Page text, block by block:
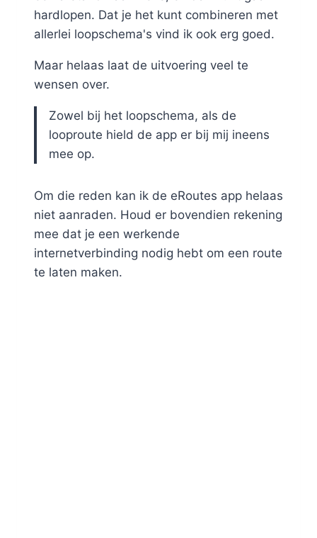
hardlopen. Dat je het kunt combineren met
allerlei loopschema's vind ik ook erg goed.
Maar helaas laat de uitvoering veel te
wensen over.
Zowel bij het loopschema, als de
looproute hield de app er bij mij ineens
mee op.
Om die reden kan ik de eRoutes app helaas
niet aanraden. Houd er bovendien rekening
mee dat je een werkende
internetverbinding nodig hebt om een route
te laten maken.